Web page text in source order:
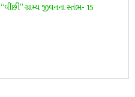
“વીંછી” ગ્રામ્ય જીવનના સ્તંભ- 15